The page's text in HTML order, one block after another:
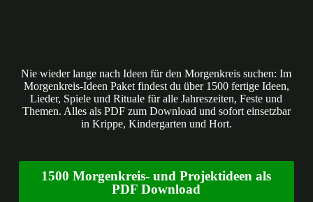
Nie wieder lange nach Ideen für den Morgenkreis suchen: Im
Morgenkreis-Ideen Paket findest du über 1500 fertige Ideen,
Lieder, Spiele und Rituale für alle Jahreszeiten, Feste und
Themen. Alles als PDF zum Download und sofort einsetzbar
in Krippe, Kindergarten und Hort.
1500 Morgenkreis- und Projektideen als
PDF Download